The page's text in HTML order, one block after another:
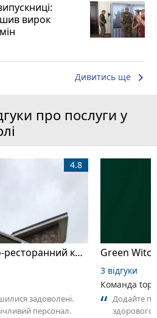
вирок
Дивитись ще keyboard_arrow_right
про послуги у
Три бажання, готельно-ресторанний комплекс
4.8
задоволені.
персонал.
Green
3 відгуки
Команда
Додайте
здорового